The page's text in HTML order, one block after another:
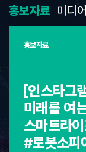
홍보자료
홍보자료
[인스타그
미래를 여
스마트라
#로봇소피
미디